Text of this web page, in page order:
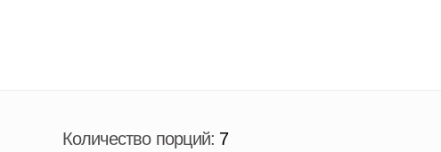
Количество порций: 7